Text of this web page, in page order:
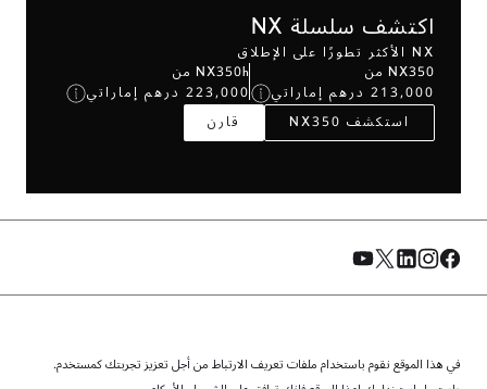
اكتشف سلسلة NX
NX الأكثر تطورًا على الإطلاق
NX350 من
213,000 درهم إماراتي
NX350h من
223,000 درهم إماراتي
استكشف NX350
قارن
© الفطيم 2026. جميع الحقوق محفوظة.
في هذا الموقع نقوم باستخدام ملفات تعريف الارتباط من أجل تعزيز تجربتك كمستخدم.